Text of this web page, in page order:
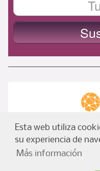
ItyIs Siglo XXI |
AVISO LEGAL|
Cookies
Esta web utiliza
su experiencia de
Más información